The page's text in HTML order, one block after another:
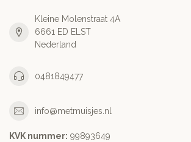
Kleine Molenstraat 4A
6661 ED ELST
Nederland
0481849477
info@metmuisjes.nl
KVK nummer: 99893649